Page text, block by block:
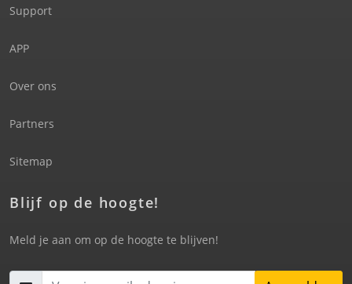
Support
APP
Over ons
Partners
Sitemap
Blijf op de hoogte!
Meld je aan om op de hoogte te blijven!